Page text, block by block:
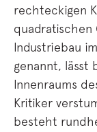
rechteckigen
quadratischen
Industriebau
genannt, lässt
Innenraums
Kritiker
besteht